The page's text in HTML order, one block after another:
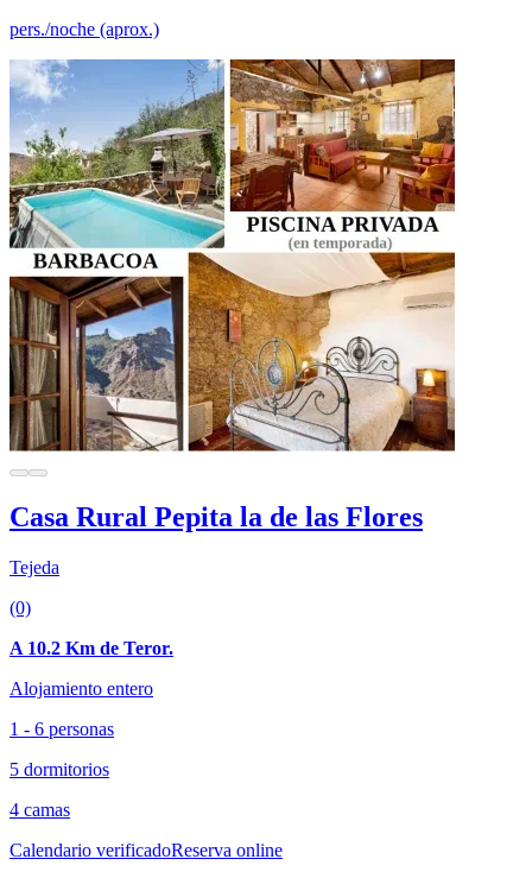
pers./noche (aprox.)
Casa Rural Pepita la de las Flores
Tejeda
(0)
A 10.2 Km de Teror.
Alojamiento entero
1 - 6 personas
5 dormitorios
4 camas
Calendario verificadoReserva online